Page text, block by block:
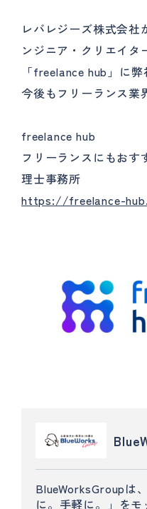
レバレジーズ株式会
ンジニア・クリエイタ
「freelance hub」に
今後もフリーランス業
freelance hub
フリーランスにもお
理士事務所
https://freelance-
BlueWorksGroupは
に。手軽に。」をモ